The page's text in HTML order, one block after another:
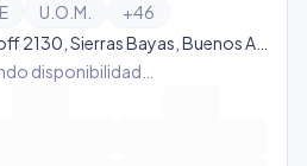
U.O.M. +46
disponibilidad…